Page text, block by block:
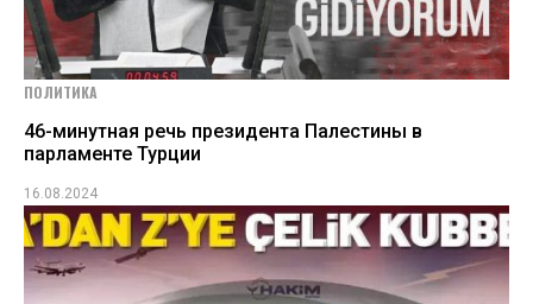
ПОЛИТИКА
46-минутная речь президента Палестины в
парламенте Турции
16.08.2024